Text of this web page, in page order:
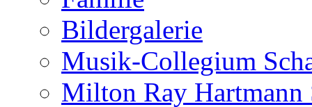
Bildergalerie
Musik-Collegium
Milton Ray